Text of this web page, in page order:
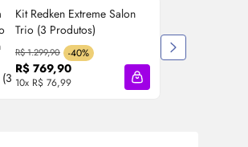
Kit Redken Extreme Salon
Trio (3 Produtos)
R$ 1.299,90 -40%
R$ 769,90
10x R$ 76,99 Adicionar à sacola